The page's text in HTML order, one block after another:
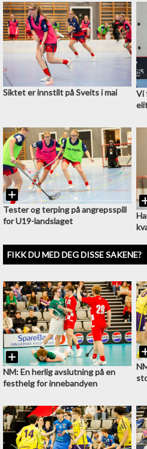
Siktet er innstilt på Sveits i mai
Vi
Tester og terping på angrepsspill
for U19-landslaget
FIKK DU MED DEG DISSE SAKENE?
NM: En herlig avslutning på en
festhelg for innebandyen